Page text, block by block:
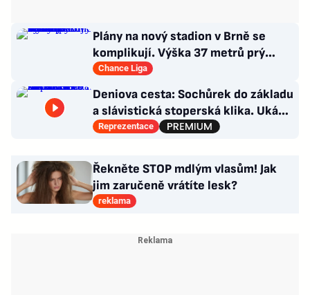
Plány na nový stadion v Brně se
komplikují. Výška 37 metrů prý
narušuje výhled na centrum
Chance Liga
Deniova cesta: Sochůrek do základu
a slávistická stoperská klika. Ukáže
i na Chorého?
Reprezentace
Řekněte STOP mdlým vlasům! Jak
jim zaručeně vrátíte lesk?
reklama